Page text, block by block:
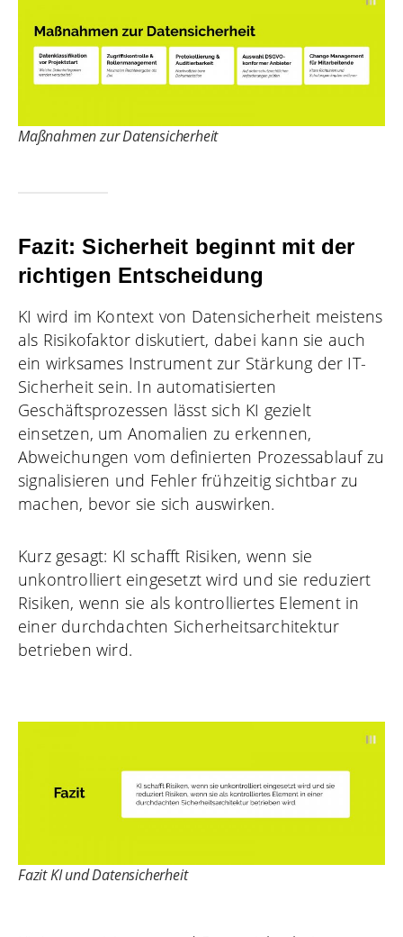
Maßnahmen zur Datensicherheit
Fazit: Sicherheit beginnt mit der
richtigen Entscheidung
KI wird im Kontext von Datensicherheit meistens
als Risikofaktor diskutiert, dabei kann sie auch
ein wirksames Instrument zur Stärkung der IT-
Sicherheit sein. In automatisierten
Geschäftsprozessen lässt sich KI gezielt
einsetzen, um Anomalien zu erkennen,
Abweichungen vom definierten Prozessablauf zu
signalisieren und Fehler frühzeitig sichtbar zu
machen, bevor sie sich auswirken.
Kurz gesagt: KI schafft Risiken, wenn sie
unkontrolliert eingesetzt wird und sie reduziert
Risiken, wenn sie als kontrolliertes Element in
einer durchdachten Sicherheitsarchitektur
betrieben wird.
Fazit KI und Datensicherheit